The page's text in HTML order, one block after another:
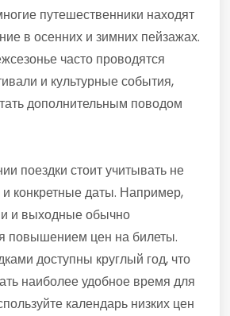
путешественники находят
в осенних и зимних пейзажах.
часто проводятся
и культурные события,
дополнительным поводом
поездки стоит учитывать не
и конкретные даты. Например,
и выходные обычно
повышением цен на билеты.
доступны круглый год, что
наиболее удобное время для
календарь низких цен